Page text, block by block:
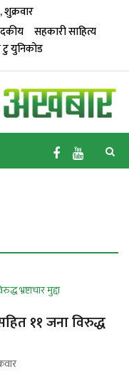
सहकारी साहित्य
टु युनिकोड
११ जना विरुद्ध